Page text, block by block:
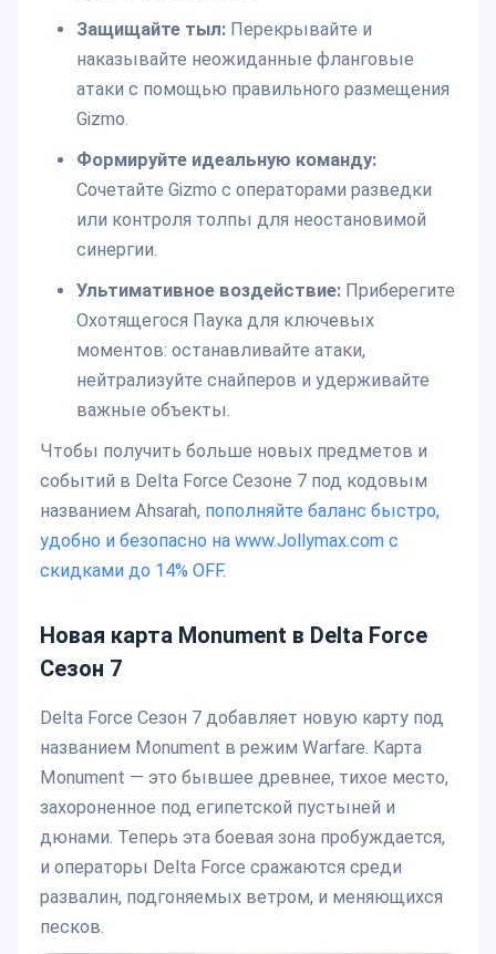
Защищайте тыл:Перекрывайте и
наказывайте неожиданные фланговые
атаки с помощью правильного размещения
Gizmo.
Формируйте идеальную команду:
Сочетайте Gizmo с операторами разведки
или контроля толпы для неостановимой
синергии.
Ультимативное воздействие:Приберегите
Охотящегося Паука для ключевых
моментов: останавливайте атаки,
нейтрализуйте снайперов и удерживайте
важные объекты.
Чтобы получить больше новых предметов и
событий в Delta Force Сезоне 7 под кодовым
названием Ahsarah, пополняйте баланс быстро,
удобно и безопасно на www.Jollymax.com с
скидками до 14% OFF.
Новая карта Monument в Delta Force
Сезон 7
Delta Force Сезон 7 добавляет новую карту под
названием Monument в режим Warfare. Карта
Monument — это бывшее древнее, тихое место,
захороненное под египетской пустыней и
дюнами. Теперь эта боевая зона пробуждается,
и операторы Delta Force сражаются среди
развалин, подгоняемых ветром, и меняющихся
песков.